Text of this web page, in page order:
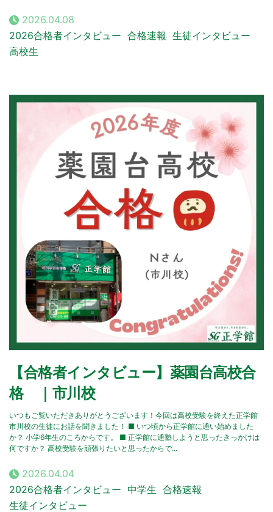
2026.04.08
2026合格者インタビュー 合格速報 生徒インタビュー
高校生
【合格者インタビュー】薬園台高校合
格 ｜市川校
いつもご覧いただきありがとうございます！今回は高校受験を終えた正学館
市川校の生徒にお話を聞きました！ ■ いつ頃から正学館に通い始めました
か？ 小学6年生のころからです。 ■ 正学館に通塾しようと思ったきっかけは
何ですか？ 高校受験を頑張りたいと思ったからで...
2026.04.04
2026合格者インタビュー 中学生 合格速報
生徒インタビュー